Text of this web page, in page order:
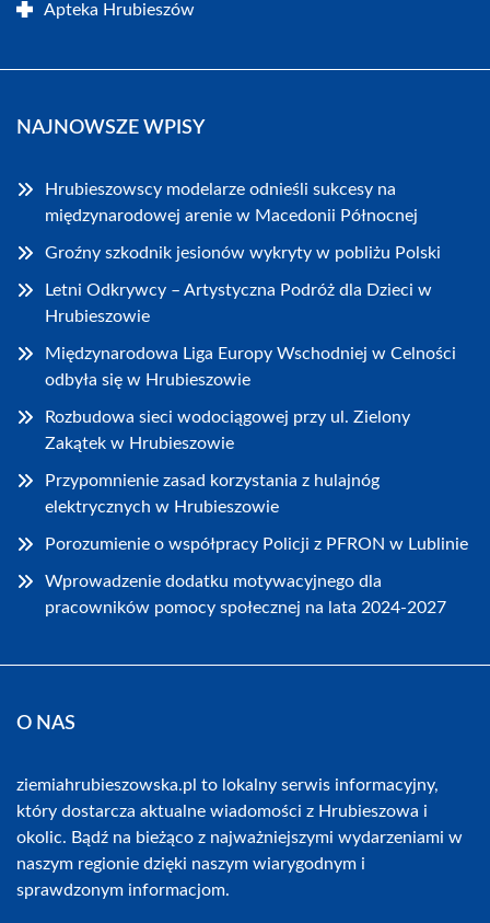
Apteka Hrubieszów
NAJNOWSZE WPISY
Hrubieszowscy modelarze odnieśli sukcesy na
międzynarodowej arenie w Macedonii Północnej
Groźny szkodnik jesionów wykryty w pobliżu Polski
Letni Odkrywcy – Artystyczna Podróż dla Dzieci w
Hrubieszowie
Międzynarodowa Liga Europy Wschodniej w Celności
odbyła się w Hrubieszowie
Rozbudowa sieci wodociągowej przy ul. Zielony
Zakątek w Hrubieszowie
Przypomnienie zasad korzystania z hulajnóg
elektrycznych w Hrubieszowie
Porozumienie o współpracy Policji z PFRON w Lublinie
Wprowadzenie dodatku motywacyjnego dla
pracowników pomocy społecznej na lata 2024-2027
O NAS
ziemiahrubieszowska.pl to lokalny serwis informacyjny,
który dostarcza aktualne wiadomości z Hrubieszowa i
okolic. Bądź na bieżąco z najważniejszymi wydarzeniami w
naszym regionie dzięki naszym wiarygodnym i
sprawdzonym informacjom.